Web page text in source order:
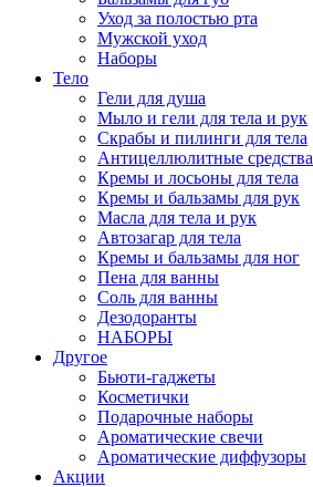
Уход за полостью рта
Мужской уход
Наборы
Тело
Гели для душа
Мыло и гели для тела и рук
Скрабы и пилинги для тела
Антицеллюлитные средства
Кремы и лосьоны для тела
Кремы и бальзамы для рук
Масла для тела и рук
Автозагар для тела
Кремы и бальзамы для ног
Пена для ванны
Соль для ванны
Дезодоранты
НАБОРЫ
Другое
Бьюти-гаджеты
Косметички
Подарочные наборы
Ароматические свечи
Ароматические диффузоры
Акции